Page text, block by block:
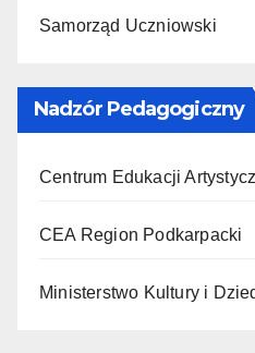
Samorząd Uczniowski
Nadzór Pedagogiczny
Centrum Edukacji
CEA Region Podkarpacki
Ministerstwo Kultury i